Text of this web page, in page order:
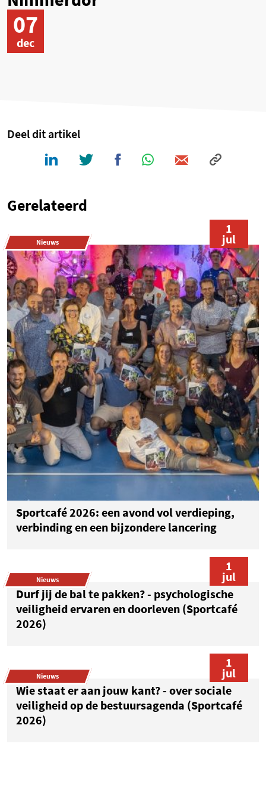
07
dec
Deel dit artikel
Gerelateerd
Nieuws
Sportcafé 2026: een avond vol verdieping,
verbinding en een bijzondere lancering
1
jul
Nieuws
Durf jij de bal te pakken? - psychologische
veiligheid ervaren en doorleven (Sportcafé
2026)
1
jul
Nieuws
Wie staat er aan jouw kant? - over sociale
veiligheid op de bestuursagenda (Sportcafé
2026)
1
jul